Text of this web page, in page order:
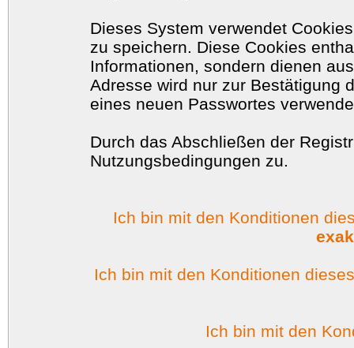
Dieses System verwendet
zu speichern. Diese Cookies
Informationen, sondern dienen
Adresse wird nur zur Bestätigung
eines neuen Passwortes
Durch das Abschließen der
Nutzungsbedingungen zu.
Ich bin mit den Konditionen
Ich bin mit den Konditionen
Ich bin mit den